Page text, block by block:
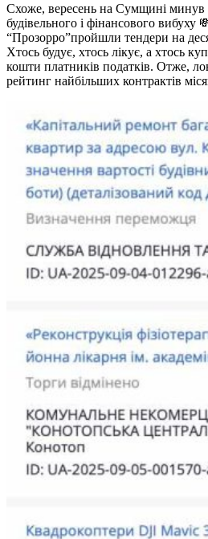
Схоже, вересень на Сумщині минув
будівельного і фінансового вибуху
“Прозорро”пройшли тендери на
Хтось будує, хтось лікує, а хтось
кошти платників податків. Отже,
рейтинг найбільших контрактів